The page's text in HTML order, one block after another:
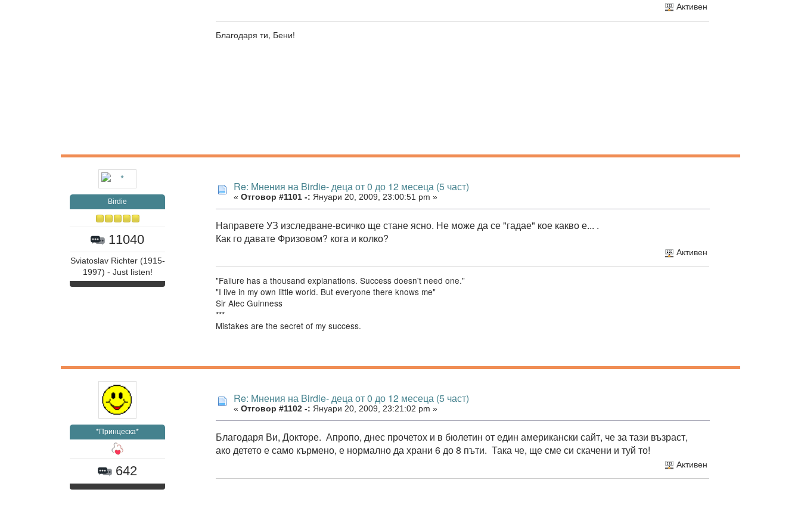
Активен
Благодаря ти, Бени!
Birdie
11040
Sviatoslav Richter (1915-
1997) - Just listen!
Re: Мнения на Birdie- деца от 0 до 12 месеца (5 част)
« Отговор #1101 -: Януари 20, 2009, 23:00:51 pm »
Направете УЗ изследване-всичко ще стане ясно. Не може да се "гадае" кое какво е... .
Как го давате Фризовом? кога и колко?
Активен
"Failure has a thousand explanations. Success doesn't need one."
"I live in my own little world. But everyone there knows me"
Sir Alec Guinness
***
Mistakes are the secret of my success.
*Принцеска*
642
Re: Мнения на Birdie- деца от 0 до 12 месеца (5 част)
« Отговор #1102 -: Януари 20, 2009, 23:21:02 pm »
Благодаря Ви, Докторе. Апропо, днес прочетох и в бюлетин от един американски сайт, че за тази възраст,
ако детето е само кърмено, е нормално да храни 6 до 8 пъти. Така че, ще сме си скачени и туй то!
Активен